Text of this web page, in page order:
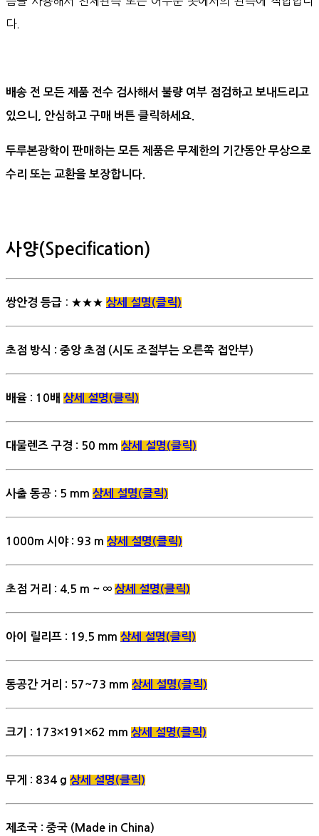
다.
배송 전 모든 제품 전수 검사해서 불량 여부 점검하고 보내드리고
있으니, 안심하고 구매 버튼 클릭하세요.
두루본광학이 판매하는 모든 제품은 무제한의 기간동안 무상으로
수리 또는 교환을 보장합니다.
사양(Specification)
쌍안경 등급 : ★★★ 상세 설명(클릭)
초점 방식 : 중앙 초점 (시도 조절부는 오른쪽 접안부)
배율 : 10배 상세 설명(클릭)
대물렌즈 구경 : 50 mm 상세 설명(클릭)
사출 동공 : 5 mm 상세 설명(클릭)
1000m 시야 : 93 m 상세 설명(클릭)
초점 거리 : 4.5 m ~ ∞ 상세 설명(클릭)
아이 릴리프 : 19.5 mm 상세 설명(클릭)
동공간 거리 : 57~73 mm 상세 설명(클릭)
크기 : 173×191×62 mm 상세 설명(클릭)
무게 : 834 g 상세 설명(클릭)
제조국 : 중국 (Made in China)